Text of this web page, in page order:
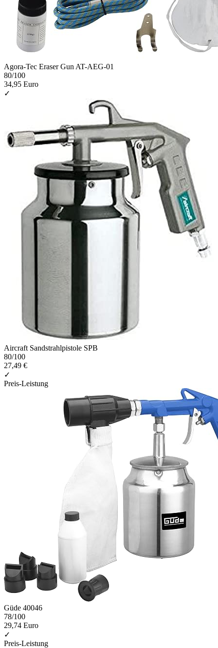
Agora-Tec Eraser Gun AT-AEG-01
80/100
34,95 Euro
✓
Aircraft Sandstrahlpistole SPB
80/100
27,49 €
✓
Preis-Leistung
Güde 40046
78/100
29,74 Euro
✓
Preis-Leistung